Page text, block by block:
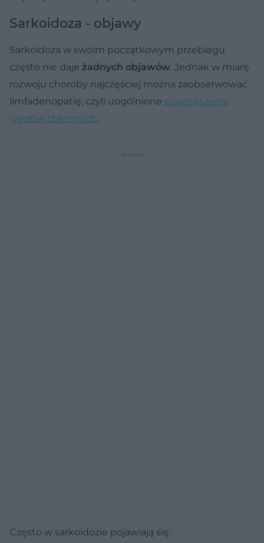
Sarkoidoza - objawy
Sarkoidoza w swoim początkowym przebiegu
często nie daje żadnych objawów. Jednak w miarę
rozwoju choroby najczęściej można zaobserwować
limfadenopatię, czyli uogólnione powiększenie
węzłów chłonnych.
Często w sarkoidozie pojawiają się: